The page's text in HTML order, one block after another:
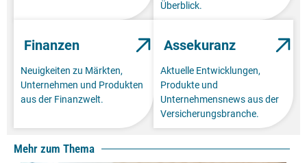
Überblick.
Finanzen
Neuigkeiten zu Märkten,
Unternehmen und Produkten
aus der Finanzwelt.
Assekuranz
Aktuelle Entwicklungen,
Produkte und
Unternehmensnews aus der
Versicherungsbranche.
Mehr zum Thema